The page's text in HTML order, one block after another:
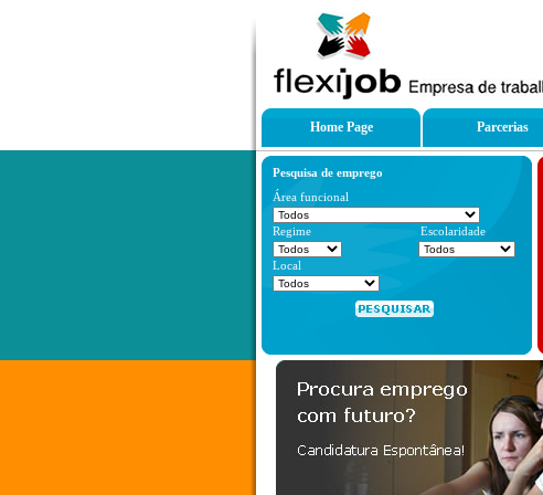
Home Page Parcerias
Pesquisa de emprego
Área funcional
Regime Escolaridade
Local